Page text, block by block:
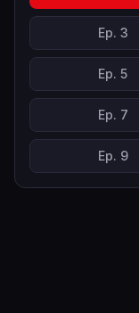
Ep. 3
Ep. 5
Ep. 7
Ep. 9